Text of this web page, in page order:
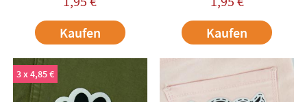
Kaufen
Kaufen
3 x 4,85 €